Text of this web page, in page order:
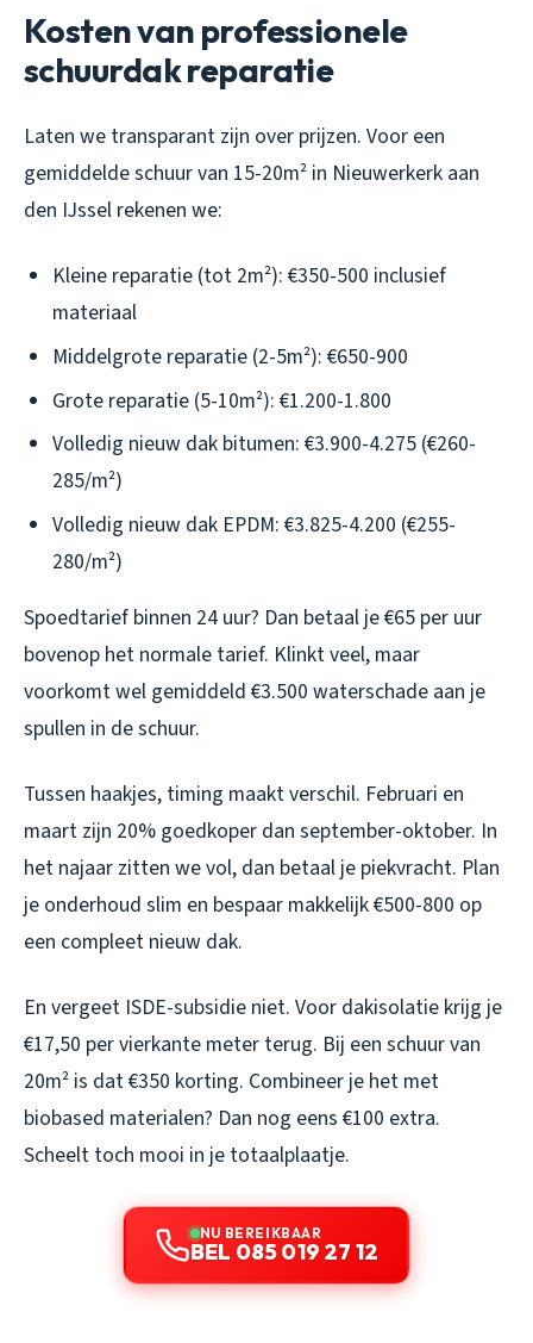
Kosten van professionele
schuurdak reparatie
Laten we transparant zijn over prijzen. Voor een
gemiddelde schuur van 15-20m² in Nieuwerkerk aan
den IJssel rekenen we:
Kleine reparatie (tot 2m²): €350-500 inclusief
materiaal
Middelgrote reparatie (2-5m²): €650-900
Grote reparatie (5-10m²): €1.200-1.800
Volledig nieuw dak bitumen: €3.900-4.275 (€260-
285/m²)
Volledig nieuw dak EPDM: €3.825-4.200 (€255-
280/m²)
Spoedtarief binnen 24 uur? Dan betaal je €65 per uur
bovenop het normale tarief. Klinkt veel, maar
voorkomt wel gemiddeld €3.500 waterschade aan je
spullen in de schuur.
Tussen haakjes, timing maakt verschil. Februari en
maart zijn 20% goedkoper dan september-oktober. In
het najaar zitten we vol, dan betaal je piekvracht. Plan
je onderhoud slim en bespaar makkelijk €500-800 op
een compleet nieuw dak.
En vergeet ISDE-subsidie niet. Voor dakisolatie krijg je
€17,50 per vierkante meter terug. Bij een schuur van
20m² is dat €350 korting. Combineer je het met
biobased materialen? Dan nog eens €100 extra.
Scheelt toch mooi in je totaalplaatje.
NU BEREIKBAAR
BEL 085 019 27 12